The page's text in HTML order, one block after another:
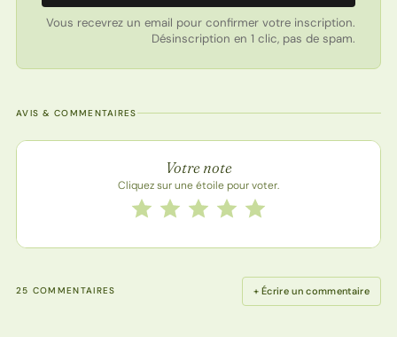
Vous recevrez un email pour confirmer votre inscription.
Désinscription en 1 clic, pas de spam.
AVIS & COMMENTAIRES
Note de la recette
Votre note
Cliquez sur une étoile pour voter.
Notez cette recette de 1 à 5 étoiles
5 étoiles
4 étoiles
3 étoiles
2 étoiles
1 étoile
25 COMMENTAIRES + Écrire un commentaire